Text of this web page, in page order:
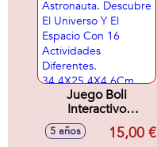
Juego Boli
Interactivo
Astronauta.
Descubre El
5 años 15,00 €